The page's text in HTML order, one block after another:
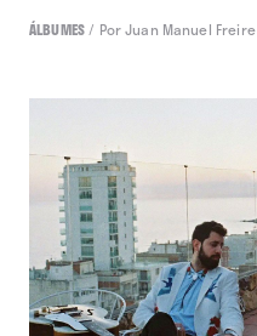
ÁLBUMES/ Por Juan Manuel Freire